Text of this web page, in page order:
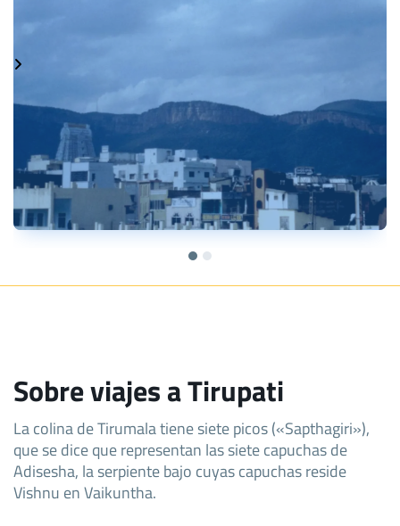
Sobre viajes a Tirupati
La colina de Tirumala tiene siete picos («Sapthagiri»),
que se dice que representan las siete capuchas de
Adisesha, la serpiente bajo cuyas capuchas reside
Vishnu en Vaikuntha.